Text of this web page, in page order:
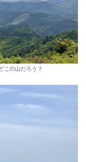
この山だろう？